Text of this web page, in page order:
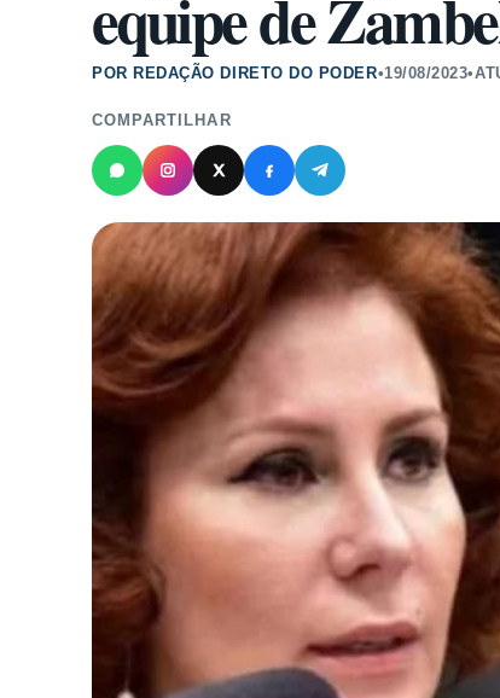
equipe de
POR REDAÇÃO DIRETO DO PODER•19/08/2023•
COMPARTILHAR